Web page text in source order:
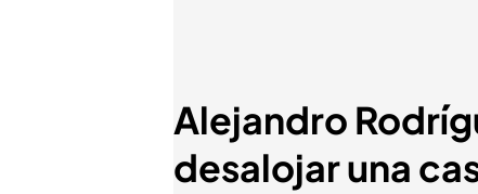
Alejandro
desalojar una